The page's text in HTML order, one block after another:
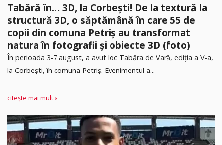
Tabără în… 3D, la Corbești! De la textură la
structură 3D, o săptămână în care 55 de
copii din comuna Petriș au transformat
natura în fotografii și obiecte 3D (foto)
În perioada 3-7 august, a avut loc Tabăra de Vară, ediția a V-a,
la Corbești, în comuna Petriș. Evenimentul a...
citește mai mult »